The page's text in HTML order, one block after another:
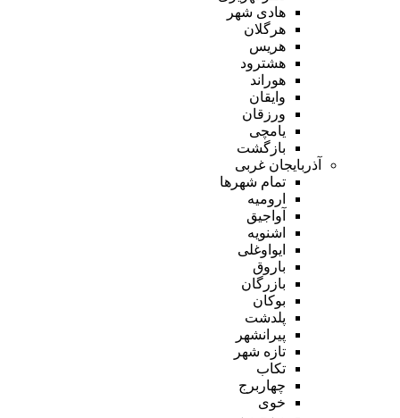
هادی شهر
هرگلان
هریس
هشترود
هوراند
وایقان
ورزقان
یامچی
بازگشت
آذربایجان غربی
تمام شهر‌ها
ارومیه
آواجیق
اشنویه
ایواوغلی
باروق
بازرگان
بوکان
پلدشت
پیرانشهر
تازه شهر
تکاب
چهاربرج
خوی